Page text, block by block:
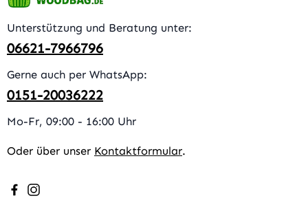
Unterstützung und Beratung unter:
06621-7966796
Gerne auch per WhatsApp:
0151-20036222
Mo-Fr, 09:00 - 16:00 Uhr
Oder über unser Kontaktformular.
Besuche uns auf Facebook – öffnet in neuem Tab
Schau auf Instagram vorbei – öffnet in neuem Tab